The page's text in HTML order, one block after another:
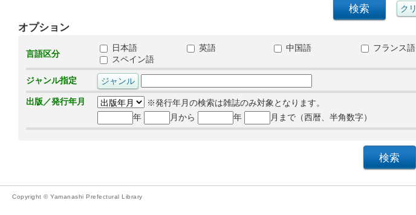
オプション
言語区分
日本語 英語 中国語 フランス語
スペイン語
ジャンル指定
出版／発行年月
※発行年月の検索は雑誌のみ対象となります。
年
月から 年 月まで（西暦、半角数字）
Copyright © Yamanashi Prefectural Library